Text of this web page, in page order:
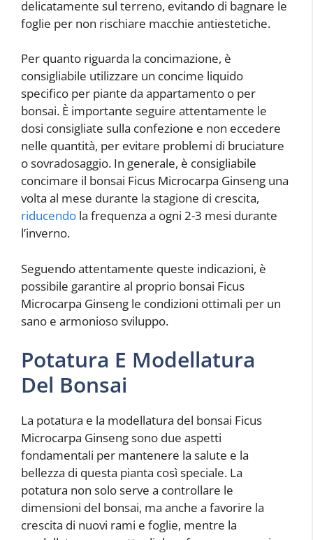
delicatamente sul terreno, evitando di bagnare le
foglie per non rischiare macchie antiestetiche.
Per quanto riguarda la concimazione, è
consigliabile utilizzare un concime liquido
specifico per piante da appartamento o per
bonsai. È importante seguire attentamente le
dosi consigliate sulla confezione e non eccedere
nelle quantità, per evitare problemi di bruciature
o sovradosaggio. In generale, è consigliabile
concimare il bonsai Ficus Microcarpa Ginseng una
volta al mese durante la stagione di crescita,
riducendo la frequenza a ogni 2-3 mesi durante
l’inverno.
Seguendo attentamente queste indicazioni, è
possibile garantire al proprio bonsai Ficus
Microcarpa Ginseng le condizioni ottimali per un
sano e armonioso sviluppo.
Potatura E Modellatura
Del Bonsai
La potatura e la modellatura del bonsai Ficus
Microcarpa Ginseng sono due aspetti
fondamentali per mantenere la salute e la
bellezza di questa pianta così speciale. La
potatura non solo serve a controllare le
dimensioni del bonsai, ma anche a favorire la
crescita di nuovi rami e foglie, mentre la